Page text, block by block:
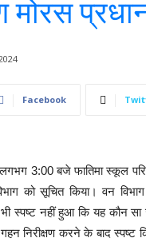
Facebook
3:00 बजे फातिमा स्कूल
को सूचित किया। वन
स्पष्ट नहीं हुआ कि यह कौन
गहन निरीक्षण करने के बाद